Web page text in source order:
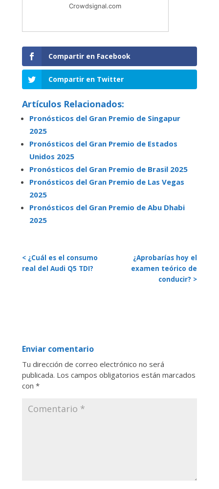
Crowdsignal.com
Compartir en Facebook
Compartir en Twitter
Artículos Relacionados:
Pronósticos del Gran Premio de Singapur
2025
Pronósticos del Gran Premio de Estados
Unidos 2025
Pronósticos del Gran Premio de Brasil 2025
Pronósticos del Gran Premio de Las Vegas
2025
Pronósticos del Gran Premio de Abu Dhabi
2025
< ¿Cuál es el consumo
real del Audi Q5 TDI?
¿Aprobarías hoy el
examen teórico de
conducir? >
Enviar comentario
Tu dirección de correo electrónico no será
publicada. Los campos obligatorios están marcados
con *